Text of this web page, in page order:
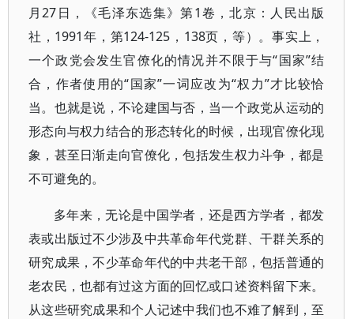
月27日，《毛泽东选集》第1卷，北京：人民出版
社，1991年，第124-125，138页，等）。事实上，
一个政党会发生官僚化的情况并不限于与“国家”结
合，作者使用的“国家”一词应改为“权力”才比较恰
当。也就是说，不论建国与否，当一个政党从运动的
形态向与权力结合的形态转化的时候，出现官僚化现
象，甚至日渐走向官僚化，包括发生权力斗争，都是
不可避免的。
多年来，无论是中国学者，还是西方学者，都发
表或出版过不少涉及中共革命年代党群、干群关系的
研究成果，不少革命年代的中共老干部，包括普通的
老农民，也都有过这方面的回忆或口述资料留下来。
从这些研究成果和个人记述中我们也不难了解到，至